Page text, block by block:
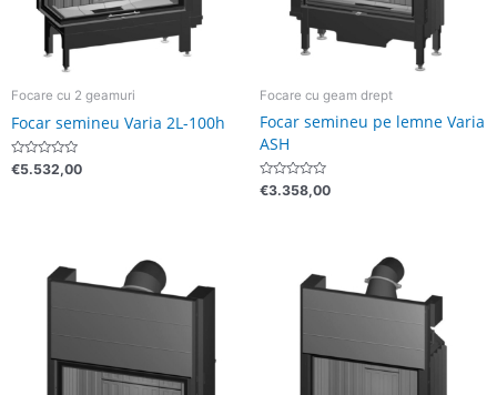
Focare cu 2 geamuri
Focar semineu Varia 2L-100h
Evaluat
la
€5.532,00
Focare cu geam drept
Focar semineu pe lemne Varia
ASH
Evaluat
la
€3.358,00